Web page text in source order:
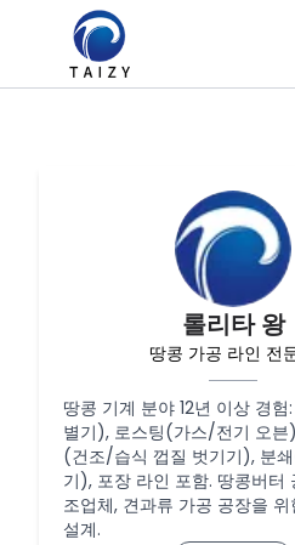
롤리타 왕
땅콩 가공 라인 전
땅콩 기계 분야 12년 이상 경
별기), 로스팅(가스/전기 오븐
(건조/습식 껍질 벗기기), 분
기), 포장 라인 포함. 땅콩버터
조업체, 견과류 가공 공장을
설계.